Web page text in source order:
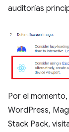
auditorías
Por el
WordPress,
Stack Pack,